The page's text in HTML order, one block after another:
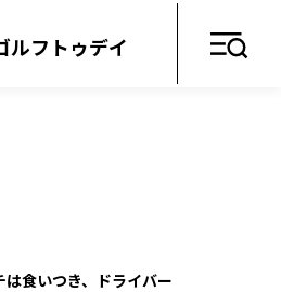
ルフトゥデイ
は食いつき、ドライバー